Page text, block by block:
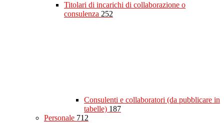
Titolari di incarichi di collaborazione o
consulenza 252
Consulenti e collaboratori (da pubblicare in
tabelle) 187
Personale 712